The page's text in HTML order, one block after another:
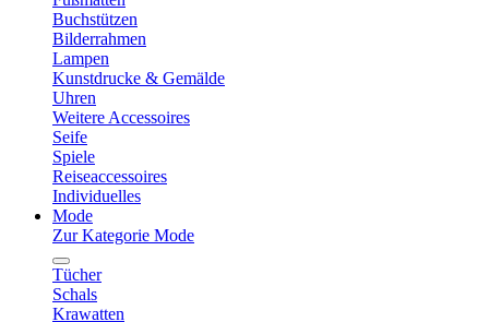
Buchstützen
Bilderrahmen
Lampen
Kunstdrucke & Gemälde
Uhren
Weitere Accessoires
Seife
Spiele
Reiseaccessoires
Individuelles
Mode
Zur Kategorie Mode
Tücher
Schals
Krawatten